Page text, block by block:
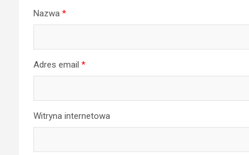
Nazwa *
Adres email *
Witryna internetowa